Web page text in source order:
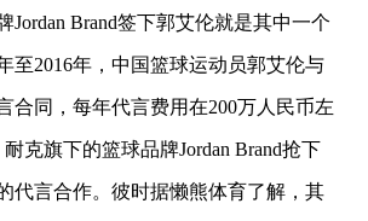
Jordan Brand签下郭艾伦就是其中一个
至2016年，中国篮球运动员郭艾伦与
合同，每年代言费用在200万人民币左
克旗下的篮球品牌Jordan Brand抢下
代言合作。彼时据懒熊体育了解，其